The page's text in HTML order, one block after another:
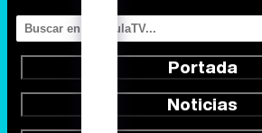
Portada
Noticias